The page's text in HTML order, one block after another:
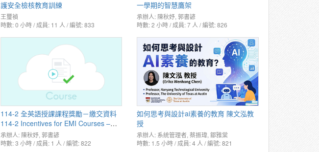
護安全檢核教育訓練
王璽禎
時數: 0 小時 / 成員: 11 人 / 編號: 833
一學期的智慧鷹架
承辦人: 陳秋妤,郭書諺
時數: 2 小時 / 成員: 7 人 / 編號: 826
114-2 全英語授課課程獎勵－繳交資料
114-2 Incentives for EMI Courses –
Required Materials Submission
承辦人: 陳秋妤, 郭書諺
時數: 3 小時 / 成員: 1 人 / 編號: 822
如何思考與設計ai素養的教育 陳文泓教
授
承辦人: 系統管理者,蔡振瑋,鄒雅棠
時數: 1.5 小時 / 成員: 4 人 / 編號: 821